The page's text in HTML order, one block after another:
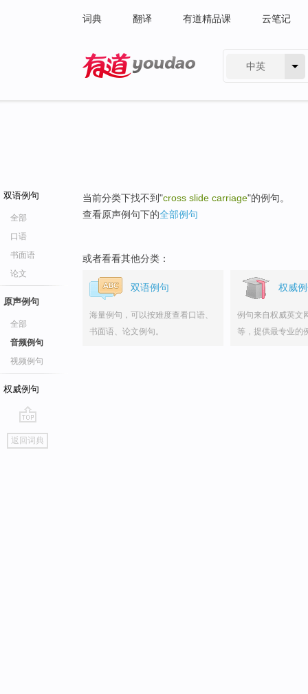
词典 翻译 有道精品课 云笔记
中英
双语例句
全部
口语
书面语
论文
原声例句
全部
音频例句
视频例句
权威例句
go
top
返回词典
当前分类下找不到"cross slide carriage"的例句。
查看原声例句下的全部例句
或者看看其他分类：
双语例句
海量例句，可以按难度查看口语、
书面语、论文例句。
权威
例句来自权威英文
等，提供最专业的